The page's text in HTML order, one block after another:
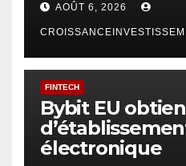
AOÛT 6, 2026
FINTECH
Bybit EU
électronique